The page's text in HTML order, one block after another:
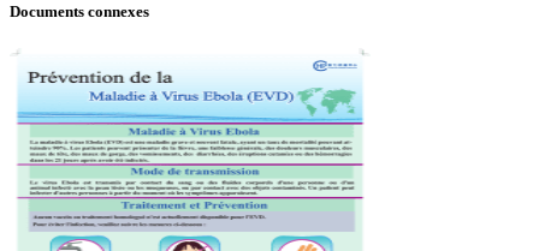
Documents connexes